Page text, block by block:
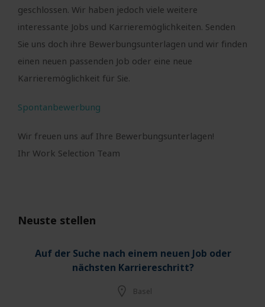
geschlossen. Wir haben jedoch viele weitere
interessante Jobs und Karrieremöglichkeiten. Senden
Sie uns doch ihre Bewerbungsunterlagen und wir finden
einen neuen passenden Job oder eine neue
Karrieremöglichkeit für Sie.
Spontanbewerbung
Wir freuen uns auf Ihre Bewerbungsunterlagen!
Ihr Work Selection Team
Neuste stellen
Auf der Suche nach einem neuen Job oder
nächsten Karriereschritt?
Basel